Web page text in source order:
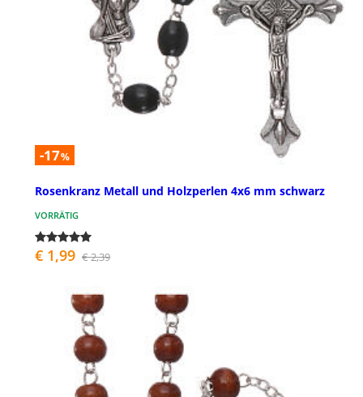
-17%
Rosenkranz Metall und Holzperlen 4x6 mm schwarz
VORRÄTIG
€ 1,99 € 2,39